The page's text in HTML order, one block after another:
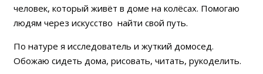
человек, который живёт в доме на колёсах. Помогаю
людям через искусство найти свой путь.
По натуре я исследователь и жуткий домосед.
Обожаю сидеть дома, рисовать, читать, рукоделить.